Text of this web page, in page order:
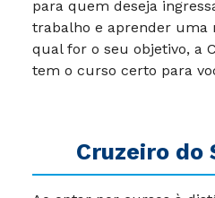
para quem deseja
trabalho e aprender uma
qual for o seu objetivo, a
tem o curso certo para
Cruzeiro do